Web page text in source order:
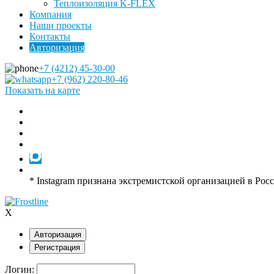
Теплоизоляция K-FLEX
Компания
Наши проекты
Контакты
Авторизация
+7 (4212) 45-30-00
+7 (962) 220-80-46
Показать на карте
* Instagram признана экстремистской организацией в
X
Авторизация
Регистрация
Логин: